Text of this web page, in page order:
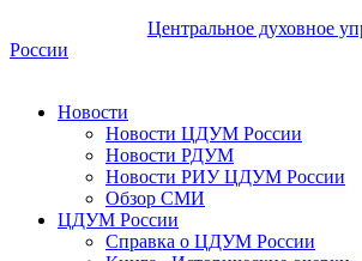
Центральное духовное
России
Новости
Новости ЦДУМ России
Новости РДУМ
Новости РИУ ЦДУМ России
Обзор СМИ
ЦДУМ России
Справка о ЦДУМ России